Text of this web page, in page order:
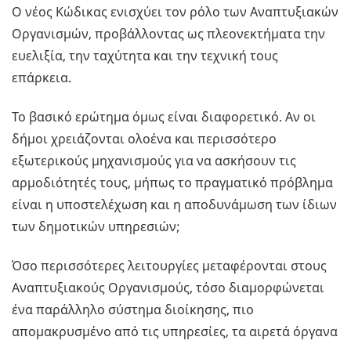
Ο νέος Κώδικας ενισχύει τον ρόλο των Αναπτυξιακών
Οργανισμών, προβάλλοντας ως πλεονεκτήματα την
ευελιξία, την ταχύτητα και την τεχνική τους
επάρκεια.
Το βασικό ερώτημα όμως είναι διαφορετικό. Αν οι
δήμοι χρειάζονται ολοένα και περισσότερο
εξωτερικούς μηχανισμούς για να ασκήσουν τις
αρμοδιότητές τους, μήπως το πραγματικό πρόβλημα
είναι η υποστελέχωση και η αποδυνάμωση των ίδιων
των δημοτικών υπηρεσιών;
Όσο περισσότερες λειτουργίες μεταφέρονται στους
Αναπτυξιακούς Οργανισμούς, τόσο διαμορφώνεται
ένα παράλληλο σύστημα διοίκησης, πιο
απομακρυσμένο από τις υπηρεσίες, τα αιρετά όργανα